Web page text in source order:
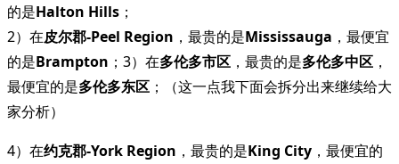
的是Halton Hills ；
2）在皮尔郡-Peel Region ，最贵的是Mississauga ，最便宜
的是Brampton ；3）在多伦多市区 ，最贵的是多伦多中区 ，
最便宜的是多伦多东区 ；（这一点我下面会拆分出来继续给大
家分析）
4）在约克郡-York Region ，最贵的是King City ，最便宜的